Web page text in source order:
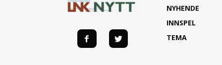
NYHENDE
INNSPEL
TEMA